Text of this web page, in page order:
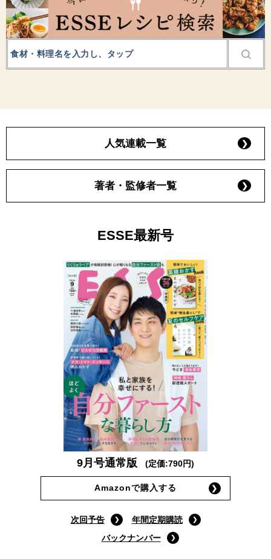
人気連載一覧
著者・監修者一覧
ESSE最新号
9月号通常版 (定価:790円)
Amazonで購入する
次回予告
年間定期購読
バックナンバー